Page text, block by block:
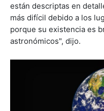
están descriptas en
más difícil debido a los
porque su existencia es
astronómicos", dijo.